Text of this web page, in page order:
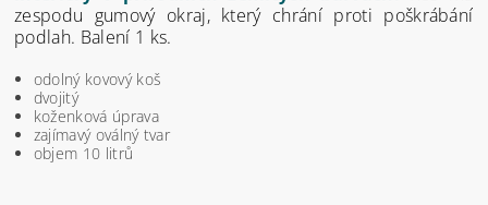
zespodu gumový okraj, který chrání proti poškrábání
podlah. Balení 1 ks.
odolný kovový koš
dvojitý
koženková úprava
zajímavý oválný tvar
objem 10 litrů